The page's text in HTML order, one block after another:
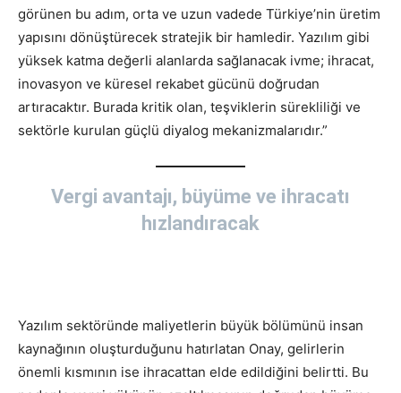
görünen bu adım, orta ve uzun vadede Türkiye’nin üretim
yapısını dönüştürecek stratejik bir hamledir. Yazılım gibi
yüksek katma değerli alanlarda sağlanacak ivme; ihracat,
inovasyon ve küresel rekabet gücünü doğrudan
artıracaktır. Burada kritik olan, teşviklerin sürekliliği ve
sektörle kurulan güçlü diyalog mekanizmalarıdır.”
Vergi avantajı, büyüme ve i̇hracatı
hızlandıracak
Yazılım sektöründe maliyetlerin büyük bölümünü insan
kaynağının oluşturduğunu hatırlatan Onay, gelirlerin
önemli kısmının ise ihracattan elde edildiğini belirtti. Bu